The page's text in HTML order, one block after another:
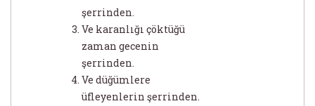
şerrinden.
Ve karanlığı çöktüğü
zaman gecenin
şerrinden.
Ve düğümlere
üfleyenlerin şerrinden.